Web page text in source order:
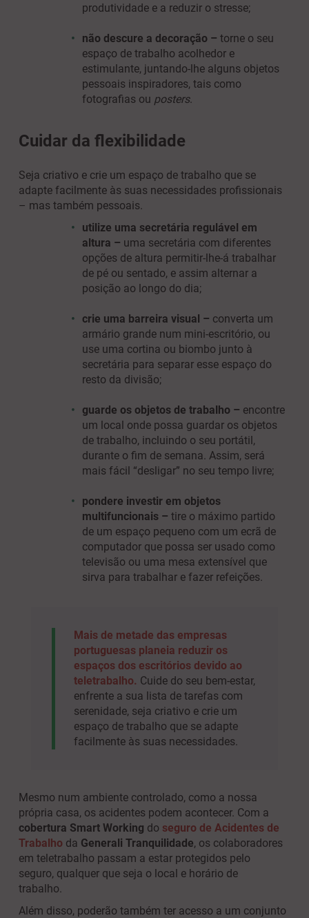
produtividade e a reduzir o stresse;
não descure a decoração – torne o seu
espaço de trabalho acolhedor e
estimulante, juntando-lhe alguns objetos
pessoais inspiradores, tais como
fotografias ou posters.
Cuidar da flexibilidade
Seja criativo e crie um espaço de trabalho que se
adapte facilmente às suas necessidades profissionais
– mas também pessoais.
utilize uma secretária regulável em
altura – uma secretária com diferentes
opções de altura permitir-lhe-á trabalhar
de pé ou sentado, e assim alternar a
posição ao longo do dia;
crie uma barreira visual – converta um
armário grande num mini-escritório, ou
use uma cortina ou biombo junto à
secretária para separar esse espaço do
resto da divisão;
guarde os objetos de trabalho – encontre
um local onde possa guardar os objetos
de trabalho, incluindo o seu portátil,
durante o fim de semana. Assim, será
mais fácil “desligar” no seu tempo livre;
pondere investir em objetos
multifuncionais – tire o máximo partido
de um espaço pequeno com um ecrã de
computador que possa ser usado como
televisão ou uma mesa extensível que
sirva para trabalhar e fazer refeições.
Mais de metade das empresas
portuguesas planeia reduzir os
espaços dos escritórios devido ao
teletrabalho. Cuide do seu bem-estar,
enfrente a sua lista de tarefas com
serenidade, seja criativo e crie um
espaço de trabalho que se adapte
facilmente às suas necessidades.
Mesmo num ambiente controlado, como a nossa
própria casa, os acidentes podem acontecer. Com a
cobertura Smart Working do seguro de Acidentes de
Trabalho da Generali Tranquilidade, os colaboradores
em teletrabalho passam a estar protegidos pelo
seguro, qualquer que seja o local e horário de
trabalho.
Além disso, poderão também ter acesso a um conjunto